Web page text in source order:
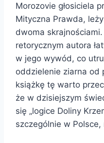
Morozovie głosiciela
Mityczna Prawda,
dwoma
retorycznym autora
w jego wywód, co
oddzielenie ziarna od
książkę tę warto
że w dzisiejszym
się „logice Doliny
szczególnie w Polsce,